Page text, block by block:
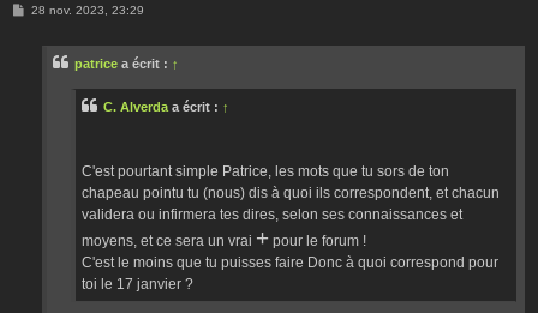
M28 nov. 2023, 23:29
patrice a écrit : ↑
C. Alverdaa écrit : ↑
C'est pourtant simple Patrice, les mots que tu sors de ton
chapeau pointu tu (nous) dis à quoi ils correspondent, et chacun
validera ou infirmera tes dires, selon ses connaissances et
moyens, et ce sera un vrai + pour le forum !
C'est le moins que tu puisses faire Donc à quoi correspond pour
toi le 17 janvier ?